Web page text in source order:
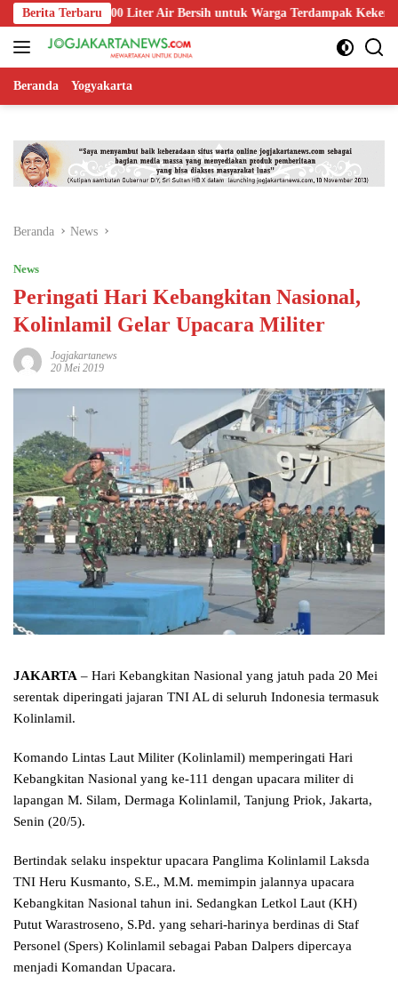
Langsung
ke
konten
Berita Terbaru
1.200 Liter Air Bersih untuk Warga Terdampak Kekeringan di
Beranda Yogyakarta
Beranda News
News
Peringati Hari Kebangkitan Nasional,
Kolinlamil Gelar Upacara Militer
Jogjakartanews
20 Mei 2019
JAKARTA – Hari Kebangkitan Nasional yang jatuh pada 20 Mei
serentak diperingati jajaran TNI AL di seluruh Indonesia termasuk
Kolinlamil.
Komando Lintas Laut Militer (Kolinlamil) memperingati Hari
Kebangkitan Nasional yang ke-111 dengan upacara militer di
lapangan M. Silam, Dermaga Kolinlamil, Tanjung Priok, Jakarta,
Senin (20/5).
Bertindak selaku inspektur upacara Panglima Kolinlamil Laksda
TNI Heru Kusmanto, S.E., M.M. memimpin jalannya upacara
Kebangkitan Nasional tahun ini. Sedangkan Letkol Laut (KH)
Putut Warastroseno, S.Pd. yang sehari-harinya berdinas di Staf
Personel (Spers) Kolinlamil sebagai Paban Dalpers dipercaya
menjadi Komandan Upacara.